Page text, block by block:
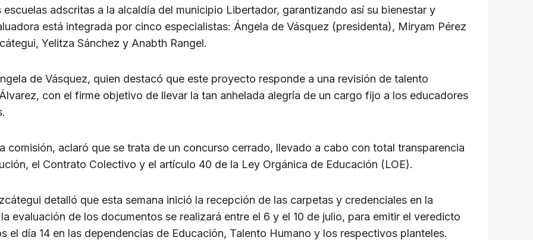
adscritas a la alcaldía del municipio Libertador, garantizando así su bienestar y
está integrada por cinco especialistas: Ángela de Vásquez (presidenta), Miryam Pérez
Yelitza Sánchez y Anabth Rangel.
de Vásquez, quien destacó que este proyecto responde a una revisión de talento
con el firme objetivo de llevar la tan anhelada alegría de un cargo fijo a los educadores
comisión, aclaró que se trata de un concurso cerrado, llevado a cabo con total transparencia
el Contrato Colectivo y el artículo 40 de la Ley Orgánica de Educación (LOE).
detalló que esta semana inició la recepción de las carpetas y credenciales en la
evaluación de los documentos se realizará entre el 6 y el 10 de julio, para emitir el veredicto
el día 14 en las dependencias de Educación, Talento Humano y los respectivos planteles.